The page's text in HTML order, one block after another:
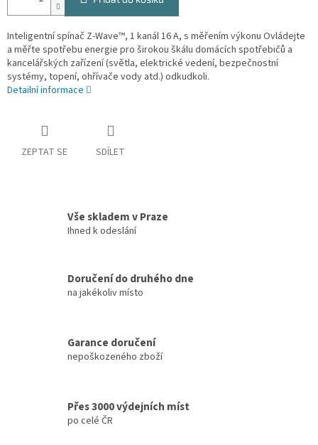
Inteligentní spínač Z-Wave™, 1 kanál 16 A, s měřením výkonu Ovládejte
a měřte spotřebu energie pro širokou škálu domácích spotřebičů a
kancelářských zařízení (světla, elektrické vedení, bezpečnostní
systémy, topení, ohřívače vody atd.) odkudkoli.
Detailní informace
ZEPTAT SE SDÍLET
Vše skladem v Praze
Ihned k odeslání
Doručení do druhého dne
na jakékoliv místo
Garance doručení
nepoškozeného zboží
Přes 3000 výdejních míst
po celé ČR